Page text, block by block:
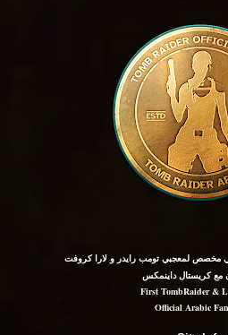
مخصص لمعجبي تومب رايدر و لارا كروفت
مع كريستال داينمكس
First TombRaider &
Official Arabic